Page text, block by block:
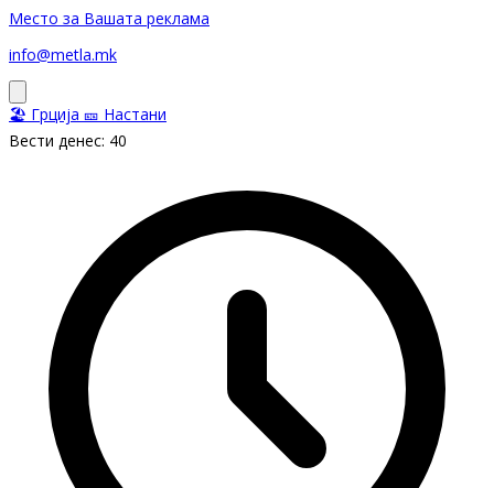
Место за Вашата реклама
info@metla.mk
🏖️ Грција 🎫 Настани
Вести денес: 40